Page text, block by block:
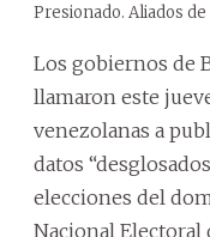
Presionado. Aliados
Los gobiernos de
llamaron este
venezolanas a
datos
elecciones del
Nacional Electoral